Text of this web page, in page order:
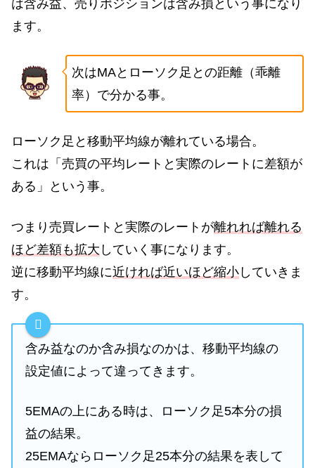
は含み益、売りポジションは含み損という事になり
ます。
次はMAとローソク足との距離（乖離
率）で分かる事。
ローソク足と移動平均線が離れている場合。
これは「売買の平均レートと実際のレートに差額が
ある」という事。
つまり売買レートと実際のレートが離れれば離れる
ほど差額も拡大 していく事になります。
逆に移動平均線に近ければ近いほど縮小 していきま
す。
含み益なのか含み損なのかは、移動平均線の
設定値によって違ってきます。
5EMAの上にある時は、ローソク足5本分の損
益の結果。
25EMAならローソク足25本分の結果を表して